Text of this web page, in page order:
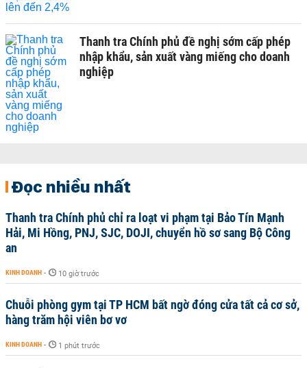
Thanh tra Chính phủ đề nghị sớm cấp phép
nhập khẩu, sản xuất vàng miếng cho doanh
nghiệp
Đọc nhiều nhất
Thanh tra Chính phủ chỉ ra loạt vi phạm tại Bảo Tín Mạnh
Hải, Mi Hồng, PNJ, SJC, DOJI, chuyển hồ sơ sang Bộ Công
an
KINH DOANH - 10 giờ trước
Chuỗi phòng gym tại TP HCM bất ngờ đóng cửa tất cả cơ sở,
hàng trăm hội viên bơ vơ
KINH DOANH - 1 phút trước